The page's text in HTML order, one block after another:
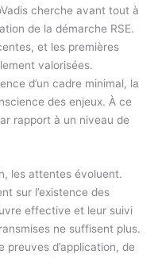
cherche avant tout à
de la démarche RSE.
et les premières
valorisées.
d’un cadre minimal, la
des enjeux. À ce
rapport à un niveau de
les attentes évoluent.
sur l’existence des
effective et leur suivi
ne suffisent plus.
preuves d’application, de